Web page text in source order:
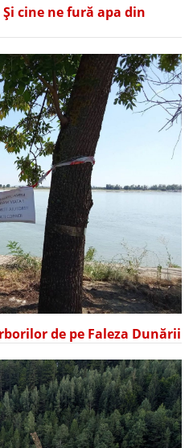
cine ne fură apa din
de pe Faleza Dunării